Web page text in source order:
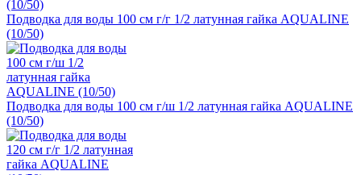
Подводка для воды 100 см г/г 1/2 латунная гайка AQUALINE
(10/50)
Подводка для воды 100 см г/ш 1/2 латунная гайка AQUALINE
(10/50)